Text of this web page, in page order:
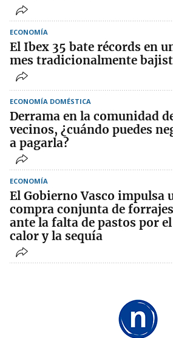
ECONOMÍA
El Ibex 35 bate récords en
mes tradicionalmente
ECONOMÍA DOMÉSTICA
Derrama en la comunidad
vecinos, ¿cuándo puedes
a pagarla?
ECONOMÍA
El Gobierno Vasco impulsa
compra conjunta de forrajes
ante la falta de pastos por el
calor y la sequía